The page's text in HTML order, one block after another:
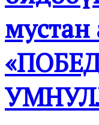
мустан